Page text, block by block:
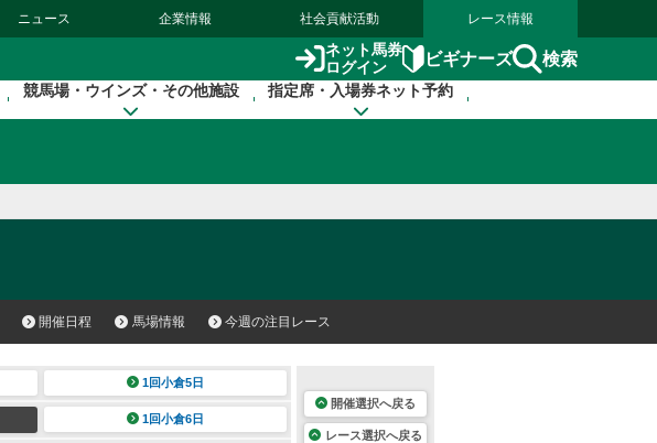
ニュース 企業情報 社会貢献活動 レース情報
ネット馬券
ログイン
ビギナーズ 検索
競馬場・ウインズ・その他施設 指定席・入場券ネット予約
開催日程 馬場情報 今週の注目レース
1回小倉5日
1回小倉6日
開催選択へ戻る
レース選択へ戻る